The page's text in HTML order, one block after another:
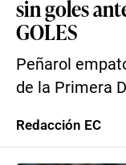
sin goles
GOLES
Peñarol
de la Primera
Redacción EC